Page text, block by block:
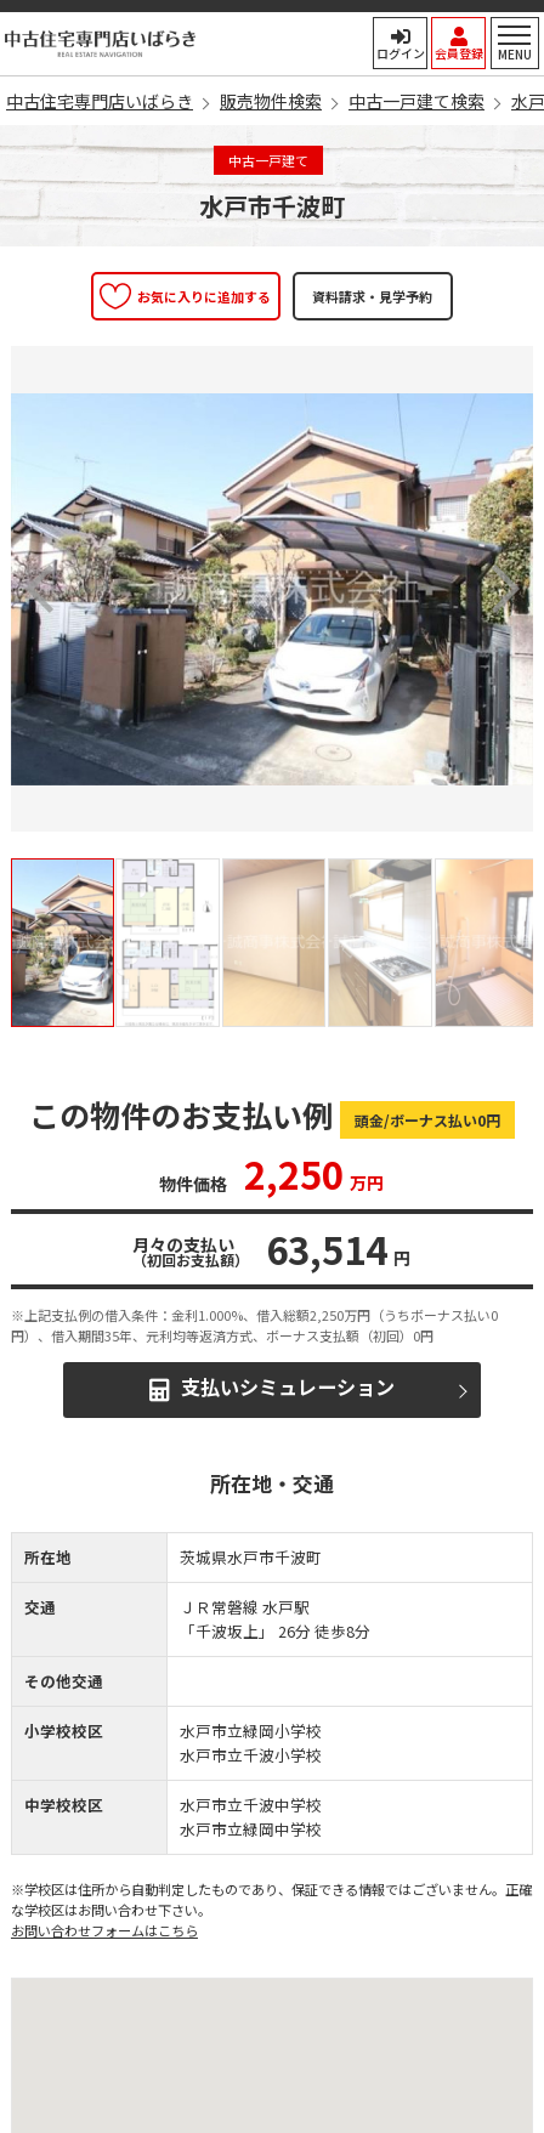
中古住宅専門店いばらき
ログイン 会員登録 MENU
中古住宅専門店いばらき 販売物件検索 中古一戸建て検索 水
中古一戸建て
水戸市千波町
お気に入りに追加する
この物件のお支払い例 頭金/ボーナス払い0円
物件価格 2,250 万円
月々の支払い
（初回お支払額） 63,514 円
※上記支払例の借入条件：金利1.000%、借入総額2,250万円（うちボーナス払い0
円）、借入期間35年、元利均等返済方式、ボーナス支払額（初回）0円
支払いシミュレーション
所在地・交通
所在地 茨城県水戸市千波町
交通
ＪＲ常磐線 水戸駅
「千波坂上」 26分 徒歩8分
その他交通
小学校校区
水戸市立緑岡小学校
水戸市立千波小学校
中学校校区
水戸市立千波中学校
水戸市立緑岡中学校
※学校区は住所から自動判定したものであり、保証できる情報ではございません。正確
な学校区はお問い合わせ下さい。
お問い合わせフォームはこちら